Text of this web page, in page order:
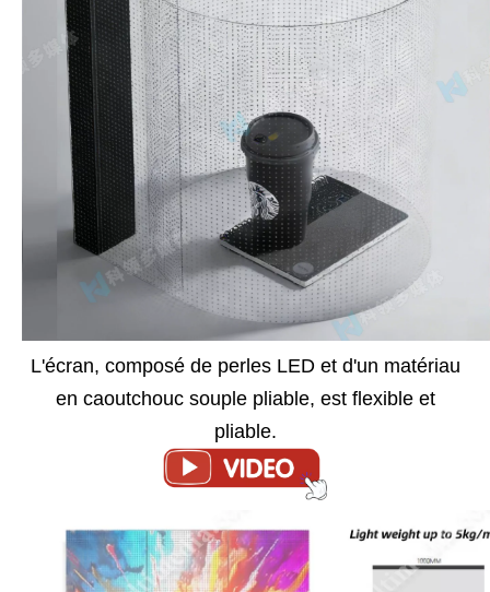
L'écran, composé de perles LED et d'un matériau
en caoutchouc souple pliable, est flexible et
pliable.